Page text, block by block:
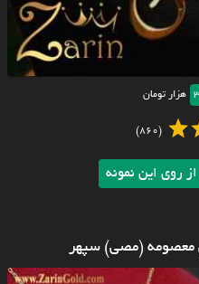
هزار تومان
(860)
روی این نمونه
معصومه (مصی) سپهر